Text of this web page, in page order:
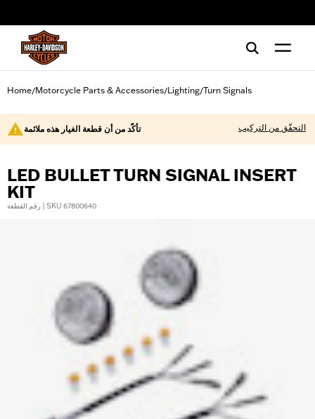
Home/Motorcycle Parts & Accessories/Lighting/Turn Signals
تأكّد من أن قطعة الغيار هذه ملائمة التحقّق من التركيب
LED BULLET TURN SIGNAL INSERT
KIT
رقم القطعة | SKU 67800640